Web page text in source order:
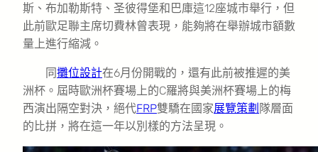
斯、布加勒斯特、圣彼得堡和巴庫這12座城市舉行，但
此前歐足聯主席切費林曾表現，能夠將在舉辦城市額數
量上進行縮減。
同攤位設計在6月份開戰的，還有此前被推遲的美
洲杯。屆時歐洲杯賽場上的C羅將與美洲杯賽場上的梅
西演出隔空對決，絕代FRP雙驕在國家展覽策劃 隊層面
的比拼，將在這一年以別樣的方法呈現。